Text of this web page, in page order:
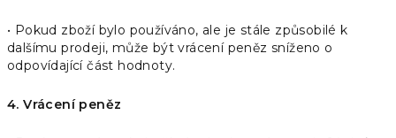
• Pokud zboží bylo používáno, ale je stále způsobilé k
dalšímu prodeji, může být vrácení peněz sníženo o
odpovídající část hodnoty.
4. Vrácení peněz